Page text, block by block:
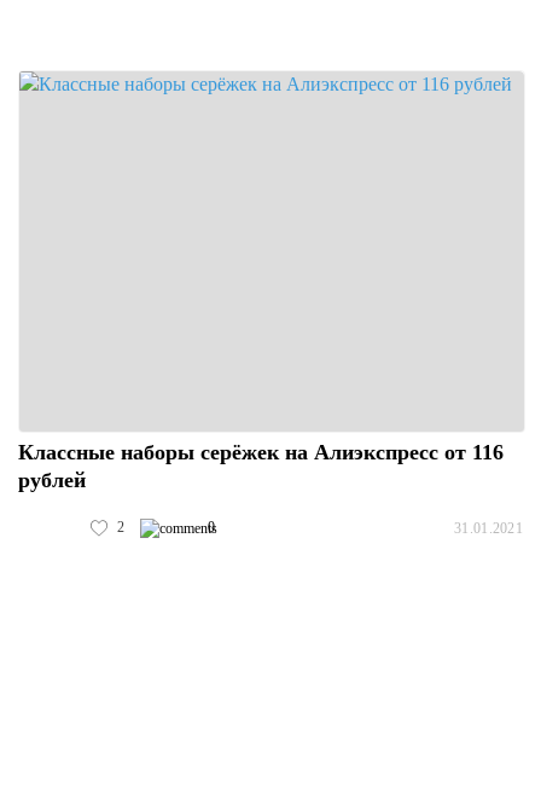
Классные наборы серёжек на Алиэкспресс от 116
рублей
2 0 31.01.2021